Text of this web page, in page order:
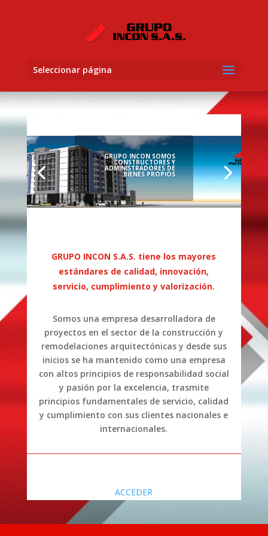
Seleccionar página
GRUPO INCON SOMOS
CONSTRUCTORES Y
ADMINISTRADORES DE
BIENES PROPIOS
GRUPO INCON S.A.S. tiene los mayores
estándares de calidad, innovación,
servicio, cumplimiento y valorización.
Somos una empresa desarrolladora de
proyectos en el sector de la construcción y
remodelaciones arquitectónicas y desde sus
inicios se ha mantenido como una empresa
con altos principios de responsabilidad social
y pasión por la excelencia, trasmite
principios fundamentales de servicio, calidad
y cumplimiento con sus clientes nacionales e
internacionales.
ACCEDER